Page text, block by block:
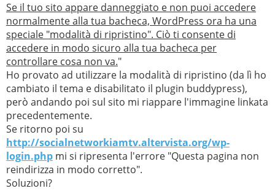
Se il tuo sito appare danneggiato e non puoi accedere
normalmente alla tua bacheca, WordPress ora ha una
speciale "modalità di ripristino". Ciò ti consente di
accedere in modo sicuro alla tua bacheca per
controllare cosa non va."
Ho provato ad utilizzare la modalità di ripristino (da lì ho
cambiato il tema e disabilitato il plugin buddypress),
però andando poi sul sito mi riappare l'immagine linkata
precedentemente.
Se ritorno poi su
http://socialnetworkiamtv.altervista.org/wp-
login.php mi si ripresenta l'errore "Questa pagina non
reindirizza in modo corretto".
Soluzioni?